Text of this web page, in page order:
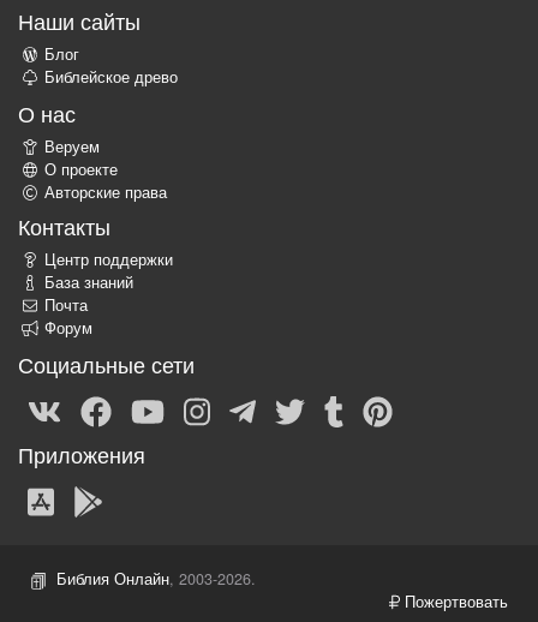
Наши сайты
Блог
Библейское древо
О нас
Веруем
О проекте
Авторские права
Контакты
Центр поддержки
База знаний
Почта
Форум
Социальные сети
Приложения
Библия Онлайн, 2003-2026.
Пожертвовать